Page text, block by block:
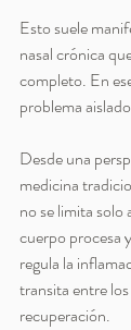
Esto suele
nasal crónica
completo. En
problema
Desde una
medicina
no se limita solo
cuerpo procesa
regula la
transita entre
recuperación.